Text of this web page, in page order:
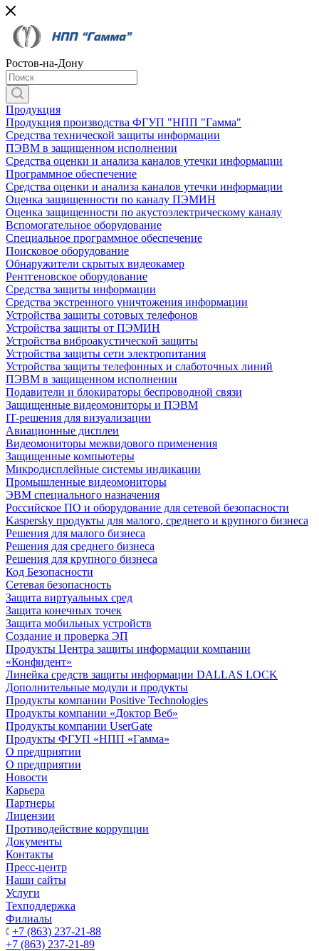
Ростов-на-Дону
Продукция
Продукция производства ФГУП "НПП "Гамма"
Средства технической защиты информации
ПЭВМ в защищенном исполнении
Средства оценки и анализа каналов утечки информации
Программное обеспечение
Средства оценки и анализа каналов утечки информации
Оценка защищенности по каналу ПЭМИН
Оценка защищенности по акустоэлектрическому каналу
Вспомогательное оборудование
Специальное программное обеспечение
Поисковое оборудование
Обнаружители скрытых видеокамер
Рентгеновское оборудование
Средства защиты информации
Средства экстренного уничтожения информации
Устройства защиты сотовых телефонов
Устройства защиты от ПЭМИН
Устройства виброакустической защиты
Устройства защиты сети электропитания
Устройства защиты телефонных и слаботочных линий
ПЭВМ в защищенном исполнении
Подавители и блокираторы беспроводной связи
Защищенные видеомониторы и ПЭВМ
IT-решения для визуализации
Авиационные дисплеи
Видеомониторы межвидового применения
Защищенные компьютеры
Микродисплейные системы индикации
Промышленные видеомониторы
ЭВМ специального назначения
Российское ПО и оборудование для сетевой безопасности
Kaspersky продукты для малого, среднего и крупного бизнеса
Решения для малого бизнеса
Решения для среднего бизнеса
Решения для крупного бизнеса
Код Безопасности
Сетевая безопасность
Защита виртуальных сред
Защита конечных точек
Защита мобильных устройств
Создание и проверка ЭП
Продукты Центра защиты информации компании
«Конфидент»
Линейка средств защиты информации DALLAS LOCK
Дополнительные модули и продукты
Продукты компании Positive Technologies
Продукты компании «Доктор Веб»
Продукты компании UserGate
Продукты ФГУП «НПП «Гамма»
О предприятии
О предприятии
Новости
Карьера
Партнеры
Лицензии
Противодействие коррупции
Документы
Контакты
Пресс-центр
Наши сайты
Услуги
Техподдержка
Филиалы
+7 (863) 237-21-88
+7 (863) 237-21-89